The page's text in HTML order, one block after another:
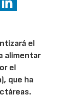
el
alimentar
el
que ha